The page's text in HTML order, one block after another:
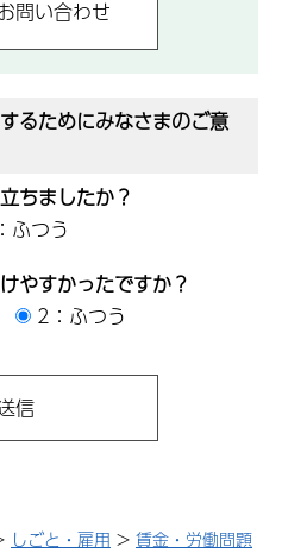
るためにみなさまのご意
ちましたか？
ふつう
やすかったですか？
2：ふつう
しごと・雇用 > 賃金・労働問題